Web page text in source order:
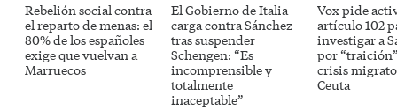
Rebelión social contra
el reparto de menas: el
80% de los españoles
exige que vuelvan a
Marruecos
El Gobierno de Italia
carga contra Sánchez
tras suspender
Schengen: “Es
incomprensible y
totalmente
inaceptable”
Vox pide
artículo 102
investigar a
por
crisis
Ceuta